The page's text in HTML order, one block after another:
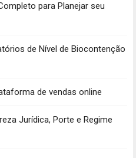
para Planejar seu
de Nível de Biocontenção
de vendas online
Jurídica, Porte e Regime